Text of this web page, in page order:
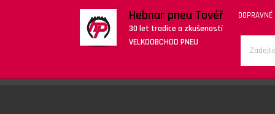
Hebnar pneu Tovéř
30 let tradice a zkušeností
VELKOOBCHOD PNEU
DOPRAVNÉ